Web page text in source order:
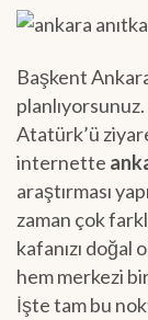
Başkent
Atatürk’ü
internette
araştırması
zaman çok
kafanızı doğal
hem merkezi
İşte tam bu